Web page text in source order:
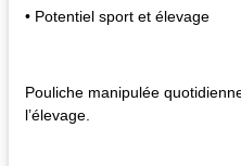
• Potentiel sport et élevage
Pouliche manipulée
l’élevage.